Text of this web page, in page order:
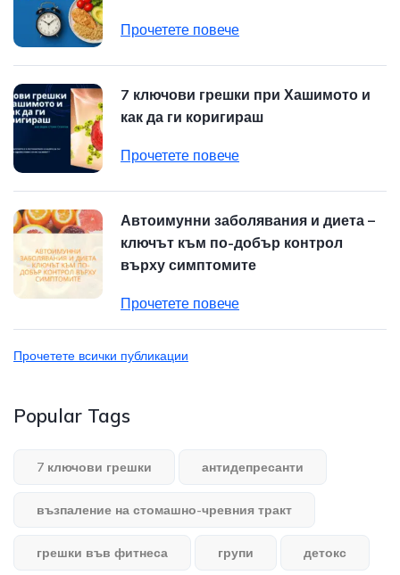
Прочетете повече
7 ключови грешки при Хашимото и
как да ги коригираш
Прочетете повече
Автоимунни заболявания и диета –
ключът към по-добър контрол
върху симптомите
Прочетете повече
Прочетете всички публикации
Popular Tags
7 ключови грешки антидепресанти
възпаление на стомашно-чревния тракт
грешки във фитнеса групи детокс